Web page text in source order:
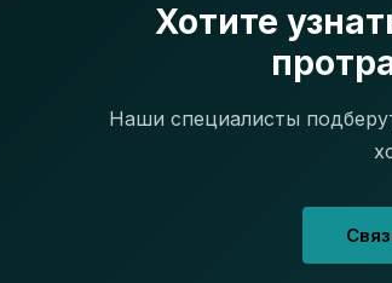
Хотите
Наши специалисты